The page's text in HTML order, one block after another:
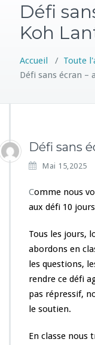
Défi
Koh
Accueil / Toute
Défi sans écran –
Défi sans
Mai 15,2025
Comme nous
aux défi 10
Tous les jours,
abordons en
les questions,
rendre ce défi
pas répressif,
le soutien.
En classe nous